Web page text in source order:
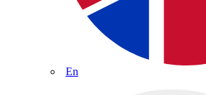
En